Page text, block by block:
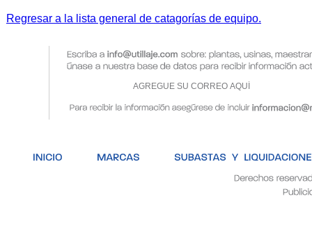
Regresar a la lista general de catagorías de equipo.